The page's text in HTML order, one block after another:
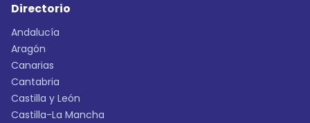
Directorio
Andalucía
Aragón
Canarias
Cantabria
Castilla y León
Castilla-La Mancha